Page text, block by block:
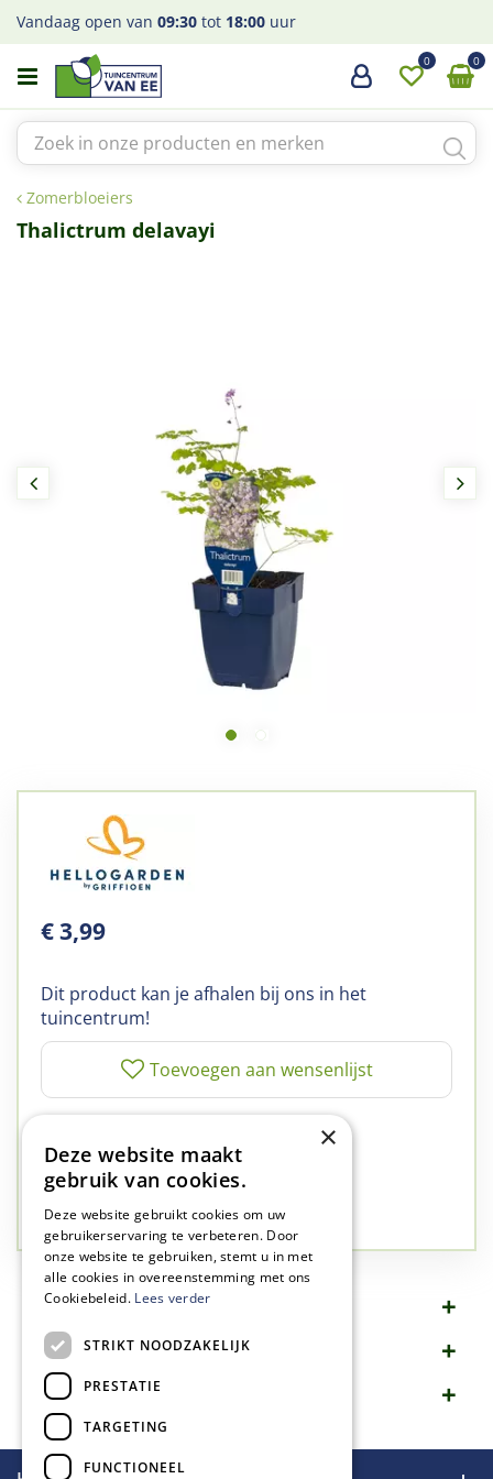
a
Zomerbloeiers
Vandaag open van 09:30 tot 18:00 uur
Thalictrum delavayi
€3,99
Dit product kan je afhalen bij ons in het
tuincentrum!
✅A-kwaliteit service
✅77 jaar familie bedrijf
✅Groen, dat is wat we doen
Omschrijving
Specificaties
Merk
×
Deze website maakt
gebruik van cookies.
Deze website gebruikt cookies om uw
gebruikerservaring te verbeteren. Door
onze website te gebruiken, stemt u in met
alle cookies in overeenstemming met ons
Cookiebeleid. Lees verder
STRIKT NOODZAKELIJK
PRESTATIE
TARGETING
FUNCTIONEEL